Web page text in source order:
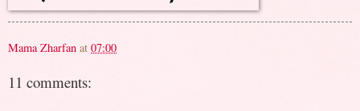
Mama Zharfan at 07:00
11 comments: